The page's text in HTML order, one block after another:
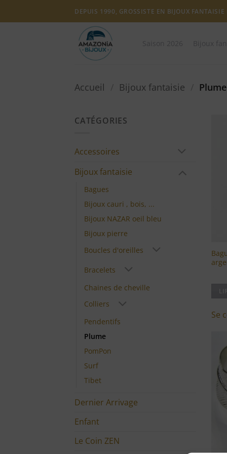
DEPUIS 1990, GROSSISTE EN BIJOUX
Accueil Bijoux fantaisie Plume
CATÉGORIES
Accessoires
Bijoux fantaisie
Bagues
Bijoux cauri , bois, ...
Bijoux NAZAR oeil bleu
Bijoux pierre
Boucles d'oreilles
Bracelets
Chaines de cheville
Colliers
Pendentifs
Plume
PomPon
Surf
Tibet
Dernier Arrivage
Enfant
Le Coin ZEN
Se